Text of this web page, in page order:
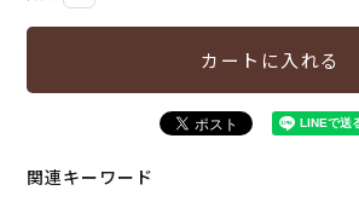
カートに入れる
関連キーワード